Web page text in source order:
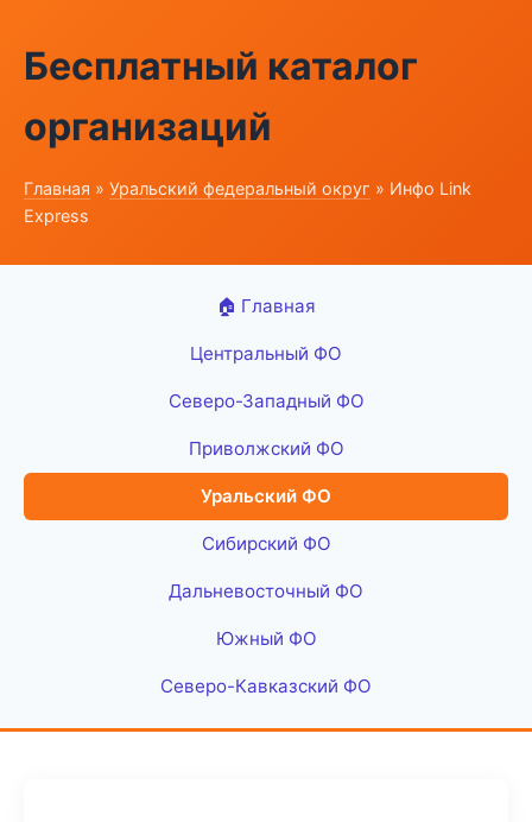
Бесплатный каталог
организаций
Главная » Уральский федеральный округ » Инфо Link
Express
🏠 Главная
Центральный ФО
Северо-Западный ФО
Приволжский ФО
Уральский ФО
Сибирский ФО
Дальневосточный ФО
Южный ФО
Северо-Кавказский ФО